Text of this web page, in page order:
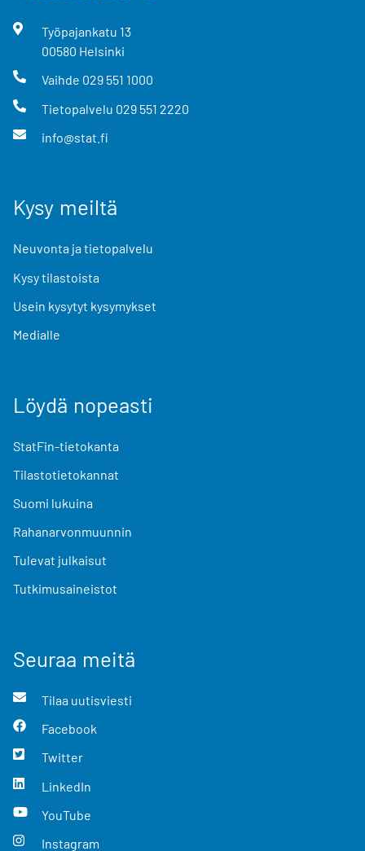
Työpajankatu 13
00580 Helsinki
Vaihde 029 551 1000
Tietopalvelu 029 551 2220
info@stat.fi
Kysy meiltä
Neuvonta ja tietopalvelu
Kysy tilastoista
Usein kysytyt kysymykset
Medialle
Löydä nopeasti
StatFin-tietokanta
Tilastotietokannat
Suomi lukuina
Rahanarvonmuunnin
Tulevat julkaisut
Tutkimusaineistot
Seuraa meitä
Tilaa uutisviesti
Facebook
Twitter
LinkedIn
YouTube
Instagram